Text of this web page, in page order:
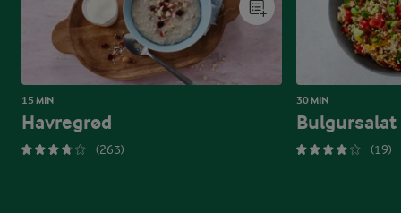
15 MIN
Havregrød
(263)
30 MIN
Bulgursalat
(19)